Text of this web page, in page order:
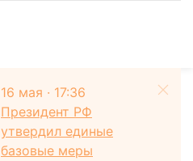
16 мая · 17:36
Президент РФ
утвердил единые
базовые меры